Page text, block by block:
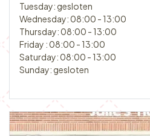
Tuesday: gesloten
Wednesday: 08:00 - 13:00
Thursday: 08:00 - 13:00
Friday : 08:00 - 13:00
Saturday: 08:00 - 13:00
Sunday: gesloten